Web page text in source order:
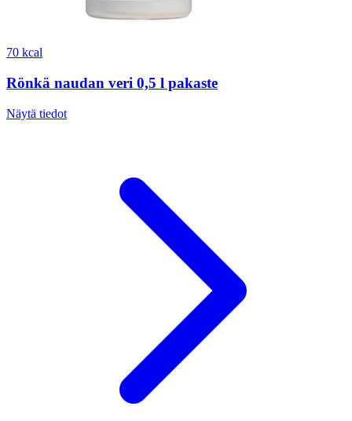
70 kcal
Rönkä naudan veri 0,5 l pakaste
Näytä tiedot